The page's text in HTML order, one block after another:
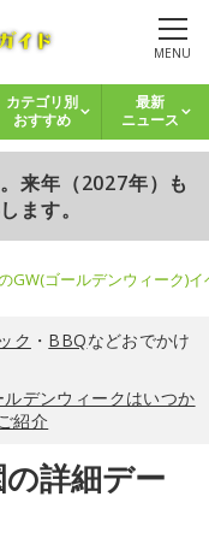
MENU
カテゴリ別
おすすめ
最新
ニュース
来年（2027年）も
ます。
GW(ゴールデンウィーク)
ク ・ BBQなどおでかけ
デンウィークはいつか
紹介
詳細デー